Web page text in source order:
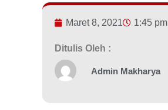
Maret 8, 2021 1:45 pm
Ditulis Oleh :
Admin Makharya